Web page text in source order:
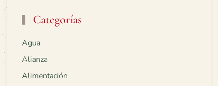
Categorías
Agua
Alianza
Alimentación